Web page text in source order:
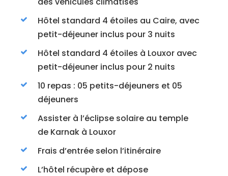
Hôtel standard 4 étoiles au Caire, avec
petit-déjeuner inclus pour 3 nuits
Hôtel standard 4 étoiles à Louxor avec
petit-déjeuner inclus pour 2 nuits
10 repas : 05 petits-déjeuners et 05
déjeuners
Assister à l’éclipse solaire au temple
de Karnak à Louxor
Frais d’entrée selon l’itinéraire
L’hôtel récupère et dépose